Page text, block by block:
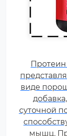
Протеин
виде
суточной
мышц.